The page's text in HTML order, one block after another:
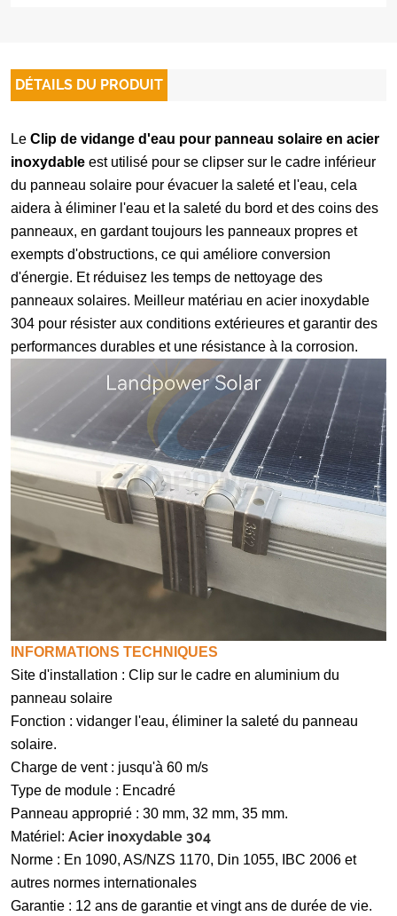
DÉTAILS DU PRODUIT
Le Clip de vidange d'eau pour panneau solaire en acier
inoxydable est utilisé pour se clipser sur le cadre inférieur
du panneau solaire pour évacuer la saleté et l'eau, cela
aidera à éliminer l'eau et la saleté du bord et des coins des
panneaux, en gardant toujours les panneaux propres et
exempts d'obstructions, ce qui améliore conversion
d'énergie. Et réduisez les temps de nettoyage des
panneaux solaires. Meilleur matériau en acier inoxydable
304 pour résister aux conditions extérieures et garantir des
performances durables et une résistance à la corrosion.
INFORMATIONS TECHNIQUES
Site d'installation : Clip sur le cadre en aluminium du
panneau solaire
Fonction : vidanger l'eau, éliminer la saleté du panneau
solaire.
Charge de vent : jusqu'à 60 m/s
Type de module : Encadré
Panneau approprié : 30 mm, 32 mm, 35 mm.
Matériel: Acier inoxydable 304
Norme : En 1090, AS/NZS 1170, Din 1055, IBC 2006 et
autres normes internationales
Garantie : 12 ans de garantie et vingt ans de durée de vie.